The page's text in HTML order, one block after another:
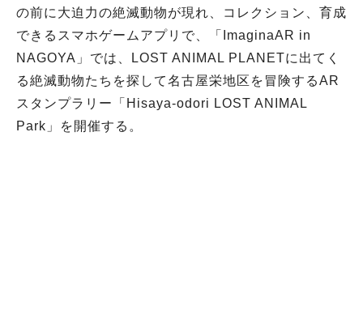
の前に大迫力の絶滅動物が現れ、コレクション、育成
できるスマホゲームアプリで、「ImaginaAR in
NAGOYA」では、LOST ANIMAL PLANETに出てく
る絶滅動物たちを探して名古屋栄地区を冒険するAR
スタンプラリー「Hisaya-odori LOST ANIMAL
Park」を開催する。